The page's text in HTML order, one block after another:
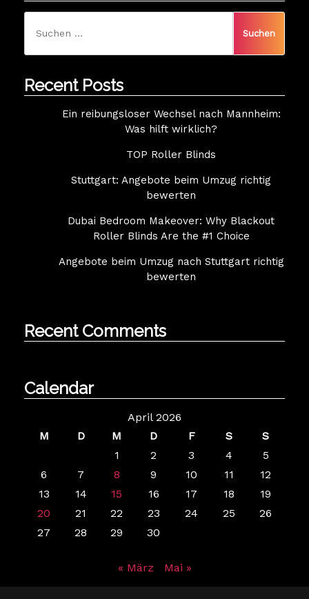
nach:
Recent Posts
Ein reibungsloser Wechsel nach Mannheim:
Was hilft wirklich?
TOP Roller Blinds
Stuttgart: Angebote beim Umzug richtig
bewerten
Dubai Bedroom Makeover: Why Blackout
Roller Blinds Are the #1 Choice
Angebote beim Umzug nach Stuttgart richtig
bewerten
Recent Comments
Calendar
April 2026
M
D M D F S
S
1
2 3 4
5
6
7 8 9 10 11
12
13
14 15 16 17 18
19
20
21 22 23 24 25
26
27
28 29 30
« März Mai »